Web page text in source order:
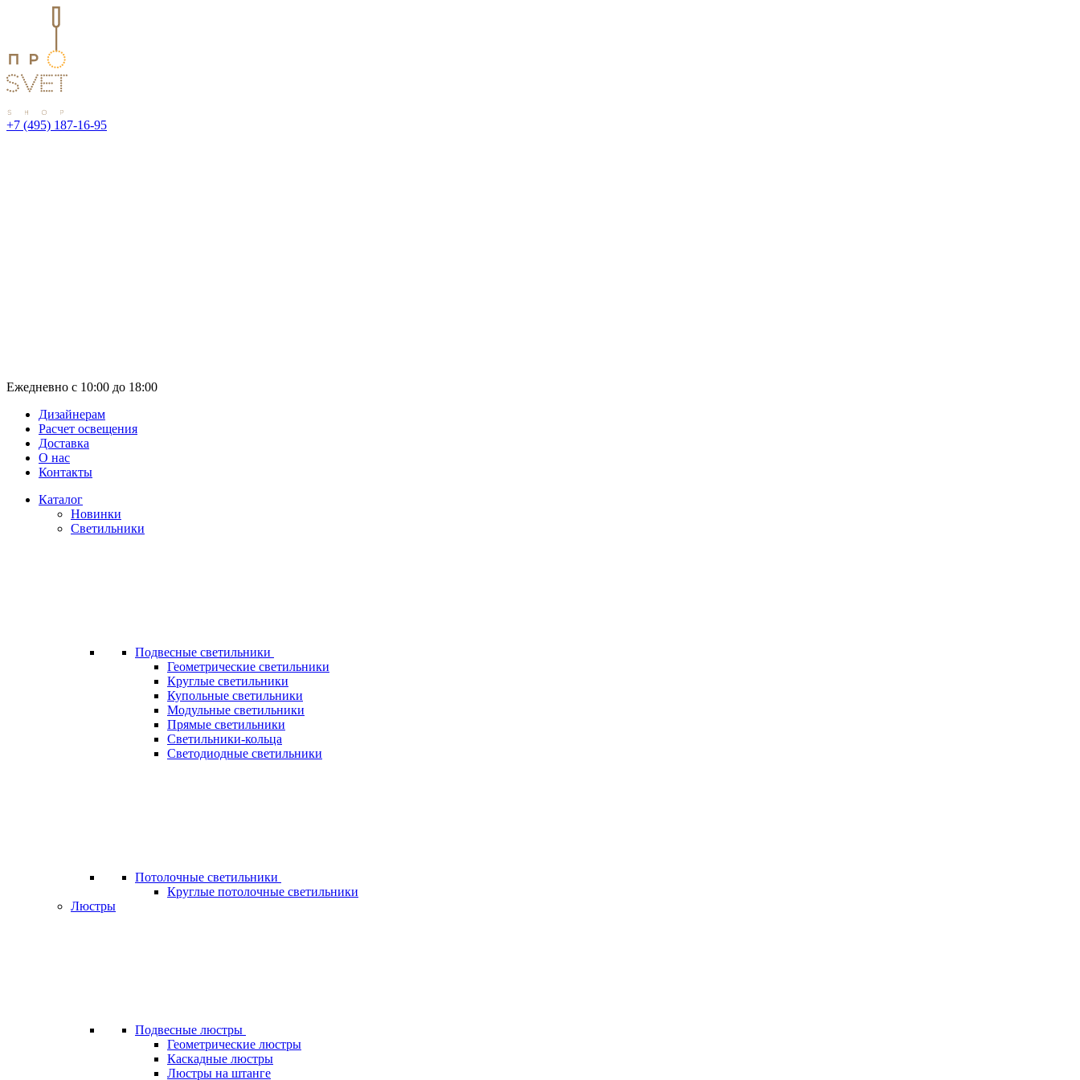
+7 (495) 187-16-95
Ежедневно с 10:00 до 18:00
Дизайнерам
Расчет освещения
Доставка
О нас
Контакты
Каталог
Новинки
Светильники
Подвесные светильники
Геометрические светильники
Круглые светильники
Купольные светильники
Модульные светильники
Прямые светильники
Светильники-кольца
Светодиодные светильники
Потолочные светильники
Круглые потолочные светильники
Люстры
Подвесные люстры
Геометрические люстры
Каскадные люстры
Люстры на штанге